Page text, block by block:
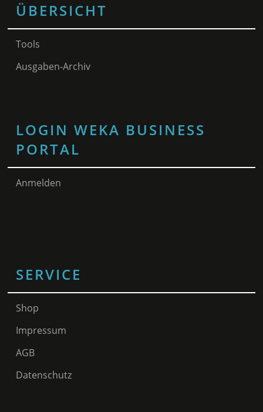
ÜBERSICHT
Tools
Ausgaben-Archiv
LOGIN WEKA BUSINESS
PORTAL
Anmelden
SERVICE
Shop
Impressum
AGB
Datenschutz